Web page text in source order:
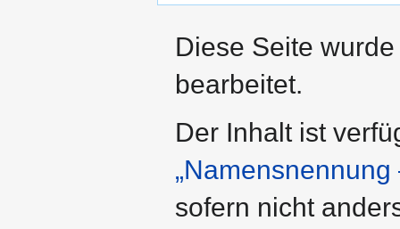
Diese Seite
bearbeitet.
Der Inhalt ist
sofern nicht